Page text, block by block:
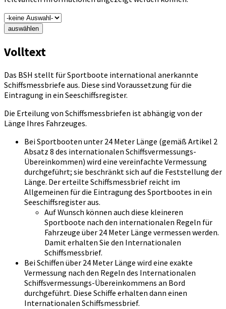
auswählen
Volltext
Das BSH stellt für Sportboote international anerkannte
Schiffsmessbriefe aus. Diese sind Voraussetzung für die
Eintragung in ein Seeschiffsregister.
Die Erteilung von Schiffsmessbriefen ist abhängig von der
Länge Ihres Fahrzeuges.
Bei Sportbooten unter 24 Meter Länge (gemäß Artikel 2
Absatz 8 des internationalen Schiffsvermessungs-
Übereinkommen) wird eine vereinfachte Vermessung
durchgeführt; sie beschränkt sich auf die Feststellung der
Länge. Der erteilte Schiffsmessbrief reicht im
Allgemeinen für die Eintragung des Sportbootes in ein
Seeschiffsregister aus.
Auf Wunsch können auch diese kleineren
Sportboote nach den internationalen Regeln für
Fahrzeuge über 24 Meter Länge vermessen werden.
Damit erhalten Sie den Internationalen
Schiffsmessbrief.
Bei Schiffen über 24 Meter Länge wird eine exakte
Vermessung nach den Regeln des Internationalen
Schiffsvermessungs-Übereinkommens an Bord
durchgeführt. Diese Schiffe erhalten dann einen
Internationalen Schiffsmessbrief.